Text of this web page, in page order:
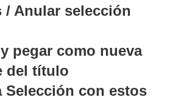
/ Anular selección
pegar como nueva
del título
Selección con estos